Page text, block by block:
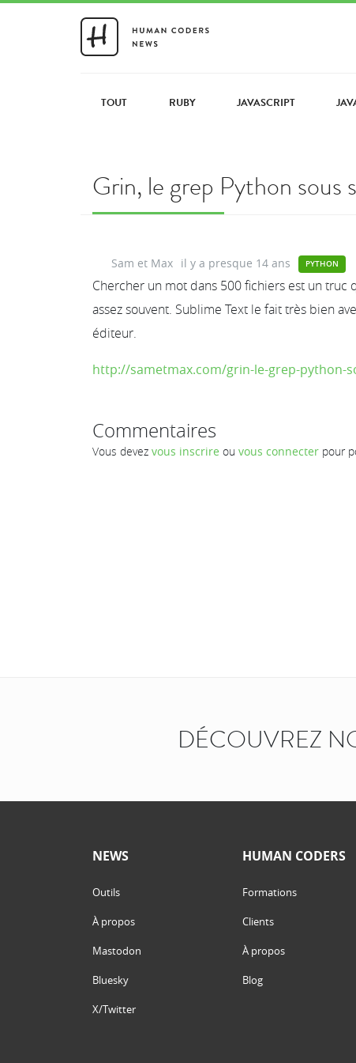
TOUT RUBY JAVASCRIPT
Grin, le grep Python sous
Sam et Max il y a presque 14 ans PYTHON
Chercher un mot dans 500 fichiers est un truc
assez souvent. Sublime Text le fait très bien
éditeur.
http://sametmax.com/grin-le-grep-python-
Commentaires
Vous devez vous inscrire ou vous connecter pour
DÉCOUVREZ
NEWS
Outils
À propos
Mastodon
Bluesky
X/Twitter
HUMAN CODERS
Formations
Clients
À propos
Blog